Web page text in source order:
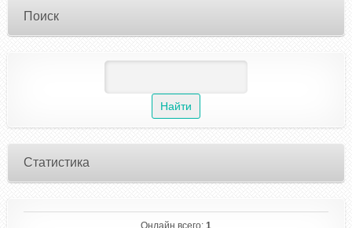
Поиск
Статистика
Онлайн всего: 1